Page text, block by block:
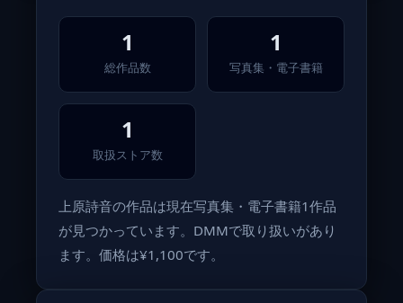
1
総作品数
1
写真集・電子書籍
1
取扱ストア数
上原詩音の作品は現在写真集・電子書籍1作品
が見つかっています。DMMで取り扱いがあり
ます。価格は¥1,100です。